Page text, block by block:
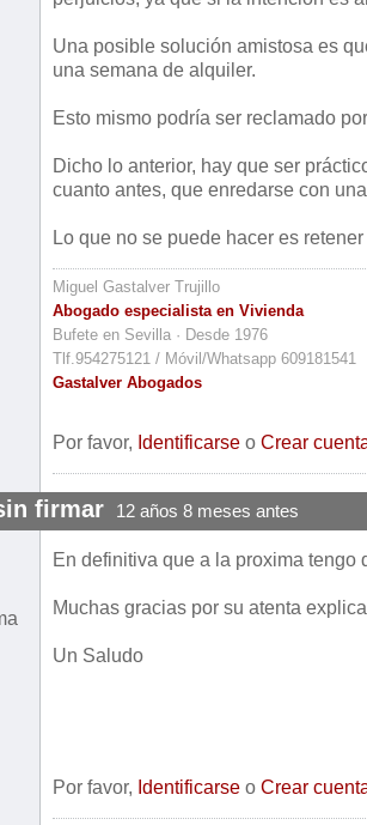
Una posible solución amistosa es
una semana de alquiler.
Esto mismo podría ser reclamado
Dicho lo anterior, hay que ser
cuanto antes, que enredarse con
Lo que no se puede hacer es
Miguel Gastalver Trujillo
Abogado especialista en Vivienda
Bufete en Sevilla · Desde 1976
Tlf.954275121 / Móvil/Whatsapp 609181541
Gastalver Abogados
Por favor, Identificarse o Crear
firmar 12 años 8 meses antes
En definitiva que a la proxima tengo
Muchas gracias por su atenta
Un Saludo
Por favor, Identificarse o Crear